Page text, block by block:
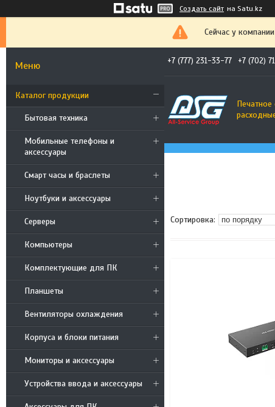
Создать сайт на Satu.kz
Сейчас у
Каталог продукции
Бытовая техника
Мобильные телефоны и
аксессуары
Смарт часы и браслеты
Ноутбуки и аксессуары
Cерверы
Компьютеры
Комплектующие для ПК
Планшеты
Вентиляторы охлаждения
Корпуса и блоки питания
Мониторы и аксессуары
Устройства ввода и аксессуары
+7 (777) 231-33-77 +7 (702)